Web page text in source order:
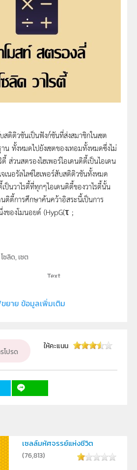
สติติวชันเป็นฟังก์ชันที่ส่งสมาชิกในเซต
น ทั้งหมดไปยังเซตของเทอมทั้งหมดซึ่งไม่
ส่วนสตรองไฮเพอร์ไอเดนติตี้เป็นไอเดน
นอรัลไลซ์ไฮเพอร์สับสติติวชันทั้งหมด
ป็นวาไรตี้ที่ทุกๆไอเดนติตี้ของวาไรตี้นั้น
นติตี้การศึกษาค้นคว้าอิสระนี้เป็นการ
ของโมนอยด์ (HypG(τ ;
ซลิด, เซต
Text
ณะวิทยาศาสตร์ มหาวิทยาลัย
เสน่ห์ อยู่สุข
ครู, นักเรียน
ยาย ข้อมูลเพิ่มเติม
โปรด
ให้คะแนน
เซลล์มหัศจรรย์แห่งชีวิต
(76,813)